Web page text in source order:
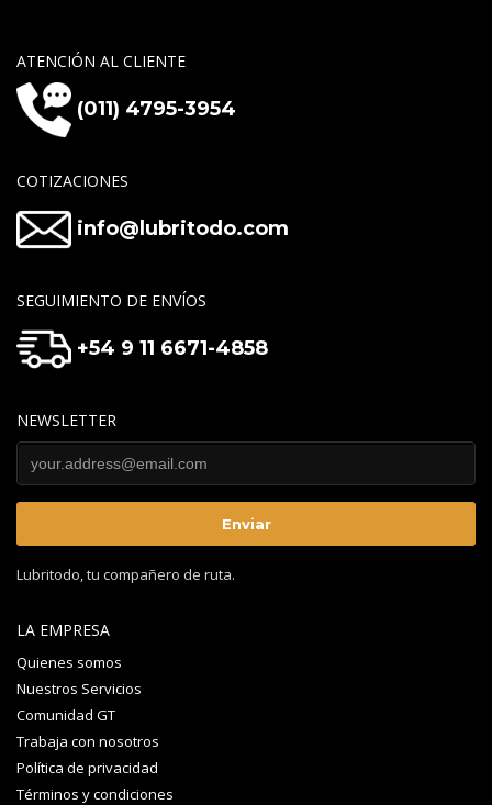
ATENCIÓN AL CLIENTE
(011) 4795-3954
COTIZACIONES
info@lubritodo.com
SEGUIMIENTO DE ENVÍOS
+54 9 11 6671-4858
NEWSLETTER
Lubritodo, tu compañero de ruta.
LA EMPRESA
Quienes somos
Nuestros Servicios
Comunidad GT
Trabaja con nosotros
Política de privacidad
Términos y condiciones